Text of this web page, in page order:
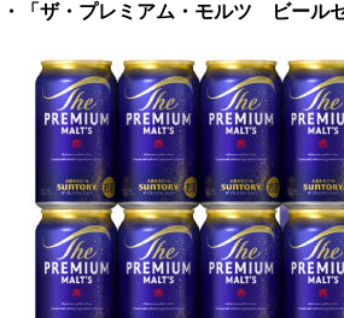
・「ザ・プレミアム・モルツ ビール